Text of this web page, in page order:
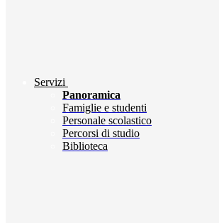
Servizi
Panoramica
Famiglie e studenti
Personale scolastico
Percorsi di studio
Biblioteca